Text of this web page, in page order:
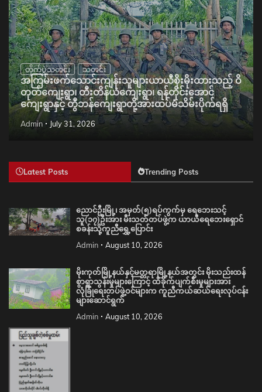
တိုက်ပွဲသတင်း သတင်း
အကြမ်းဖက်သောင်းကျန်းသူများယာယီစိုးမိုးထားသည့် ဝိ
တုတ်ကျေးရွာ၊ တီးတိန်ယံကျေးရွာ၊ ရန်တိုင်းအောင်
ကျေးရွာနှင့် တွီဘန်ကျေးရွာတို့အားထပ်မံသိမ်းပိုက်ရရှိ
Admin July 31, 2026
Latest Posts Trending Posts
ညောင်ဦးမြို့၊ အမှတ်(၅)ရပ်ကွက်မှ ရေဘေးသင့်
သူ(၁၇)ဦးအား မီးသတ်တပ်ဖွဲ့က ယာယီရေဘေးရှောင်
စခန်းသို့ကူညီရွှေ့ပြောင်း
Admin August 10, 2026
မိုးကုတ်မြို့နယ်နှင့်မတ္တရာမြို့နယ်အတွင်း မိုးသည်းထန်
စွာရွာသွန်းမှုများကြောင့် ထိခိုက်ပျက်စီးမှုများအား
လုံခြုံရေးတပ်ဖွဲ့ဝင်များက ကူညီကယ်ဆယ်ရေးလုပ်ငန်း
များဆောင်ရွက်
Admin August 10, 2026